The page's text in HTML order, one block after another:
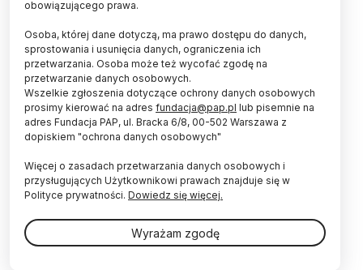
lądowania ptaki zawdzięczają małej strukturze na
skrzydle zwanej "alula". Dotyczące jej
aerodynamiczne szczegóły rozszyfrowali
naukowcy z Korei i Polski. Ich badania mogą być
pomocne w projektowaniu dronów.
dużym kątem natarcia (np. przy lądowaniu) ptaki
wykorzystują niewielką grupę piór zwanych
skrzydełkiem albo "alula". Właśnie tak specjaliści od
wyrastających z kości kciuka ptaka, czyli miejsca na
przednim zgięciu skrzydła. Naukowcy wskazywali
obowiązującego prawa.
Osoba, której dane dotyczą, ma prawo dostępu do danych,
sprostowania i usunięcia danych, ograniczenia ich
przetwarzania. Osoba może też wycofać zgodę na
przetwarzanie danych osobowych.
Wszelkie zgłoszenia dotyczące ochrony danych osobowych
prosimy kierować na adres fundacja@pap.pl lub pisemnie na
adres Fundacja PAP, ul. Bracka 6/8, 00-502 Warszawa z
dopiskiem "ochrona danych osobowych"
Więcej o zasadach przetwarzania danych osobowych i
przysługujących Użytkownikowi prawach znajduje się w
Polityce prywatności. Dowiedz się więcej.
Wyrażam zgodę